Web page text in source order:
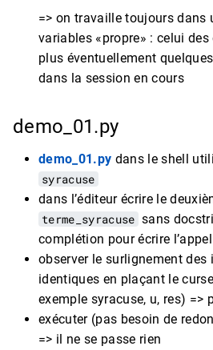
=> on travaille toujours dans
variables «propre» : celui
plus éventuellement
dans la session en cours
demo_01.py
demo_01.py dans le shell
syracuse
dans l’éditeur écrire le
terme_syracuse sans
complétion pour écrire
observer le surlignement
identiques en plaçant le
exemple syracuse, u, res) =>
exécuter (pas besoin de
=> il ne se passe rien